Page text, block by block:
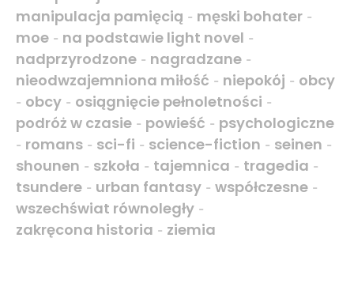
manipulacja pamięcią - męski bohater -
moe - na podstawie light novel -
nadprzyrodzone - nagradzane -
nieodwzajemniona miłość - niepokój - obcy
- obcy - osiągnięcie pełnoletności -
podróż w czasie - powieść - psychologiczne
- romans - sci-fi - science-fiction - seinen -
shounen - szkoła - tajemnica - tragedia -
tsundere - urban fantasy - współczesne -
wszechświat równoległy -
zakręcona historia - ziemia